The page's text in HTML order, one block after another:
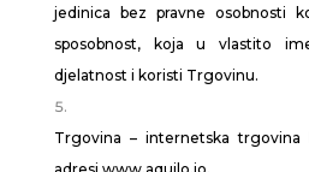
jedinica bez pravne osobnosti
sposobnost, koja u vlastito
djelatnost i koristi Trgovinu.
Trgovina – internetska trgovina